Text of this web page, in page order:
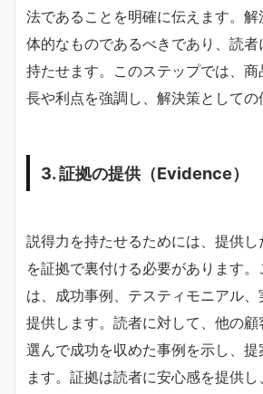
法であることを明確に伝えます。
体的なものであるべきであり、読
持たせます。このステップでは、
長や利点を強調し、解決策としての
3. 証拠の提供（Evidence）
説得力を持たせるためには、提供
を証拠で裏付ける必要があります
は、成功事例、テスティモニアル
提供します。読者に対して、他の
選んで成功を収めた事例を示し、
ます。証拠は読者に安心感を提供